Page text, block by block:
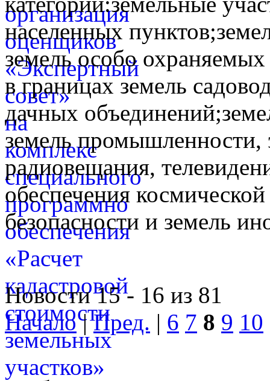
населенных
земель особо
в границах земель
дачных
земель промышленности,
радиовещания,
обеспечения
безопасности и земель
Новости 15 - 16 из 81
Начало|Пред. | 6 7 8 9 10